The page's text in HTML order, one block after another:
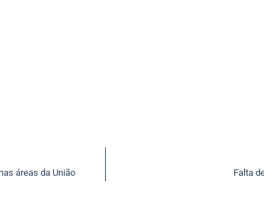
áreas da União Falta